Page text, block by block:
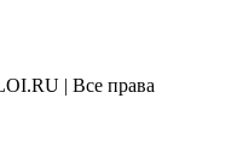
| Все права